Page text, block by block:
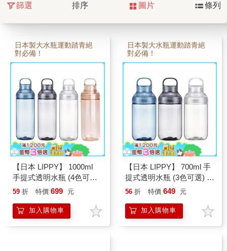
篩選 排序 圖片 條列
日本製大水瓶運動踏青絕
對必備！
【日本 LIPPY】 1000ml
手提式透明水瓶 (4色可選)
水瓶 運動水瓶 水壺 冷水
59 折 特價 699 元
加入購物車
日本製大水瓶運動踏青絕
對必備！
【日本 LIPPY】 700ml 手
提式透明水瓶 (3色可選) 水
瓶 運動水瓶 水壺 冷水瓶
56 折 特價 649 元
加入購物車